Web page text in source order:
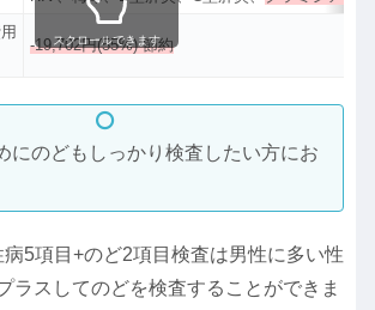
-19,702円(55%) 節約
スクロールできます
にのどもしっかり検査したい方にお
5項目+のど2項目検査は男性に多い性
ラスしてのどを検査することができま